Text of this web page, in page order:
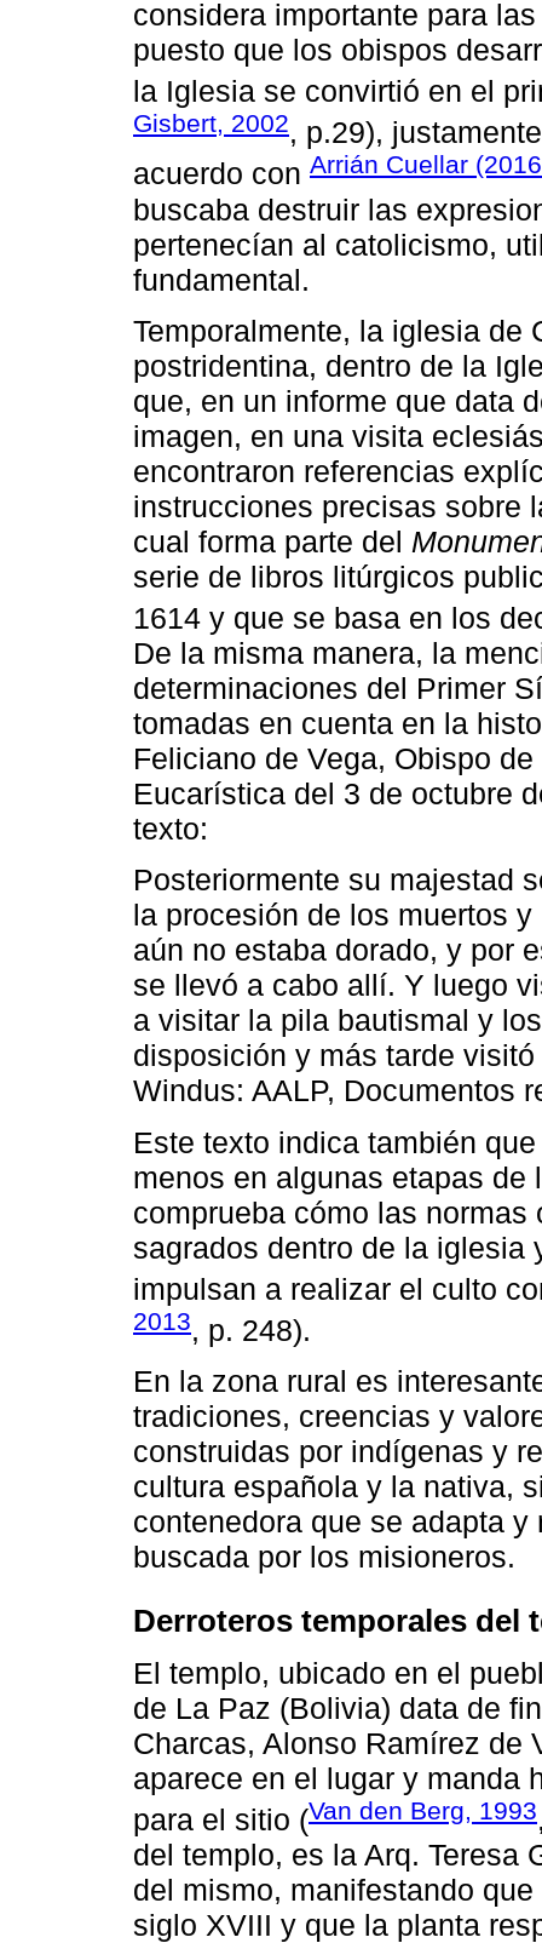
considera importante para
puesto que los obispos
la Iglesia se convirtió en el
Gisbert, 2002, p.29),
acuerdo con Arrián Cuellar (2016
buscaba destruir las
pertenecían al catolicismo,
fundamental.
Temporalmente, la iglesia de
postridentina, dentro de la
que, en un informe que data
imagen, en una visita
encontraron referencias
instrucciones precisas sobre
cual forma parte del
serie de libros litúrgicos
1614 y que se basa en los
De la misma manera, la
determinaciones del Primer
tomadas en cuenta en la
Feliciano de Vega, Obispo
Eucarística del 3 de octubre
texto:
Posteriormente su majestad
la procesión de los muertos
aún no estaba dorado, y por
se llevó a cabo allí. Y luego
a visitar la pila bautismal y
disposición y más tarde
Windus: AALP, Documentos
Este texto indica también
menos en algunas etapas
comprueba cómo las
sagrados dentro de la
impulsan a realizar el culto
2013, p. 248).
En la zona rural es
tradiciones, creencias y
construidas por indígenas y
cultura española y la nativa,
contenedora que se adapta
buscada por los misioneros.
Derroteros temporales del
El templo, ubicado en el
de La Paz (Bolivia) data de
Charcas, Alonso Ramírez de
aparece en el lugar y manda
para el sitio (Van den Berg, 1993
del templo, es la Arq. Teresa
del mismo, manifestando
siglo XVIII y que la planta